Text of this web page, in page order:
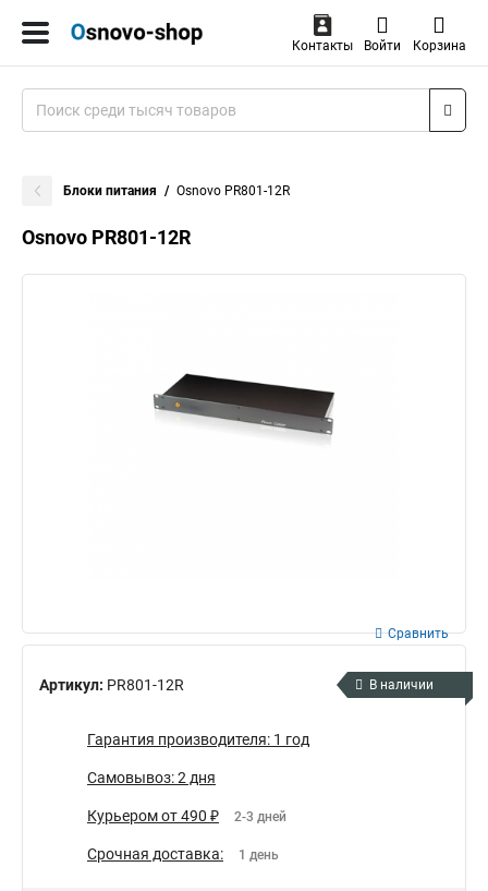
Контакты Войти Корзина
Блоки питания Osnovo PR801-12R
Osnovo PR801-12R
Артикул: PR801-12R
Сравнить
В наличии
Гарантия производителя: 1 год
Самовывоз: 2 дня
Курьером от 490 ₽ 2-3 дней
Срочная доставка: 1 день